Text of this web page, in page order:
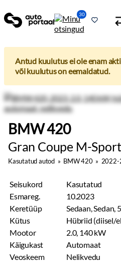
30
Antud kuulutus ei ole enam
või kuulutus on eemaldatud.
BMW 420
Gran Coupe M-
Kasutatud autod » BMW 420»
Seisukord
Kasutatud
Esmareg.
10.2023
Keretüüp
Sedaan, Sedan,
Kütus
Hübriid (diisel/
Mootor
2.0, 140 kW
Käigukast
Automaat
Veoskeem
Nelikvedu